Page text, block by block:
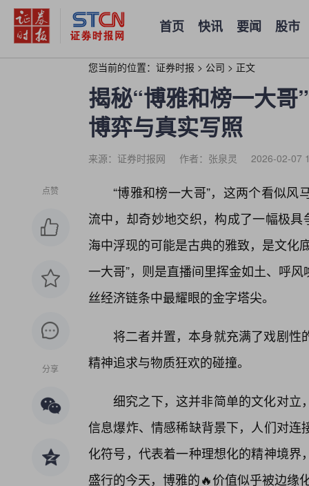
首页 快讯 要闻 股市
您当前的位置： 证券时报 > 公司 > 正文
揭秘“博雅和榜一大
博弈与真实写照
来源：证券时报网 作者：张泉灵 2026-02-07
点赞
分享
“博雅和榜一大哥”，这两个看似
流中，却奇妙地交织，构成了一幅极
海中浮现的可能是古典的雅致，是文化
一大哥”，则是直播间里挥金如土、呼
丝经济链条中最耀眼的金字塔尖。
将二者并置，本身就充满了戏剧
精神追求与物质狂欢的碰撞。
细究之下，这并非简单的文化对立
信息爆炸、情感稀缺背景下，人们对
化符号，代表着一种理想化的精神境
盛行的今天，博雅的🔥价值似乎被边缘